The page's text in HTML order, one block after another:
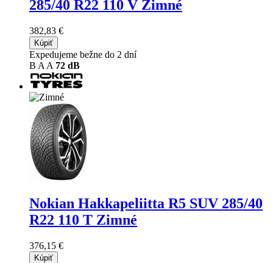
285/40 R22 110 V Zimné
382,83 €
Kúpiť
Expedujeme bežne do 2 dní
B A A 72 dB
Nokian Hakkapeliitta R5 SUV 285/40
R22 110 T Zimné
376,15 €
Kúpiť